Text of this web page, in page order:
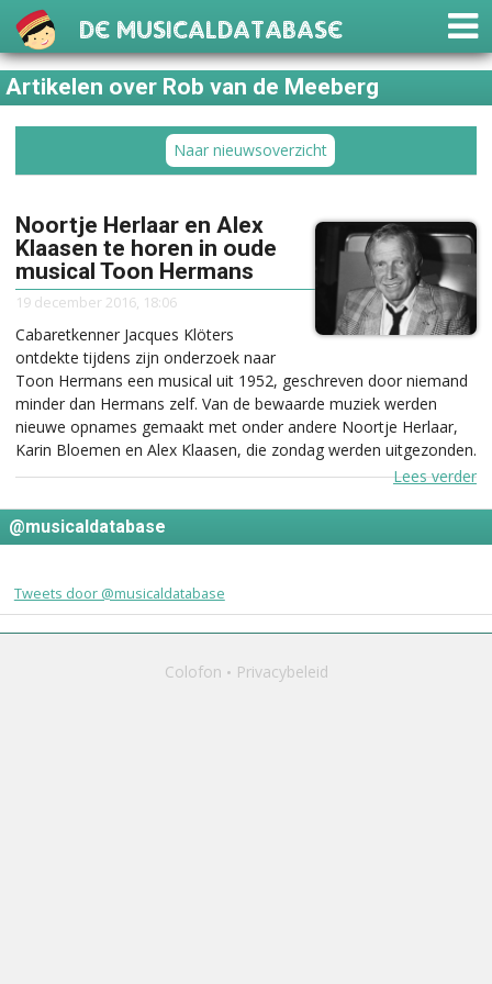
De Musicaldatabase
Artikelen over Rob van de Meeberg
Naar nieuwsoverzicht
Noortje Herlaar en Alex
Klaasen te horen in oude
musical Toon Hermans
19 december 2016, 18:06
Cabaretkenner Jacques Klöters
ontdekte tijdens zijn onderzoek naar
Toon Hermans een musical uit 1952, geschreven door niemand
minder dan Hermans zelf. Van de bewaarde muziek werden
nieuwe opnames gemaakt met onder andere Noortje Herlaar,
Karin Bloemen en Alex Klaasen, die zondag werden uitgezonden.
Lees verder
@musicaldatabase
Tweets door @musicaldatabase
Colofon Privacybeleid